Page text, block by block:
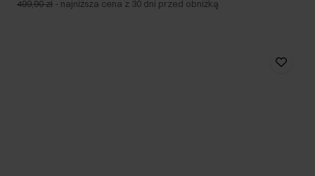
499,90 zł - najniższa cena z 30 dni przed obniżką